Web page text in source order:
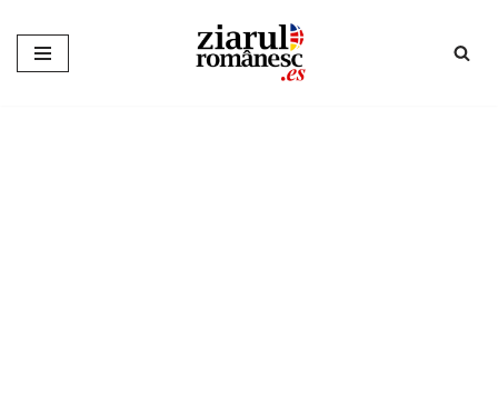
Sari